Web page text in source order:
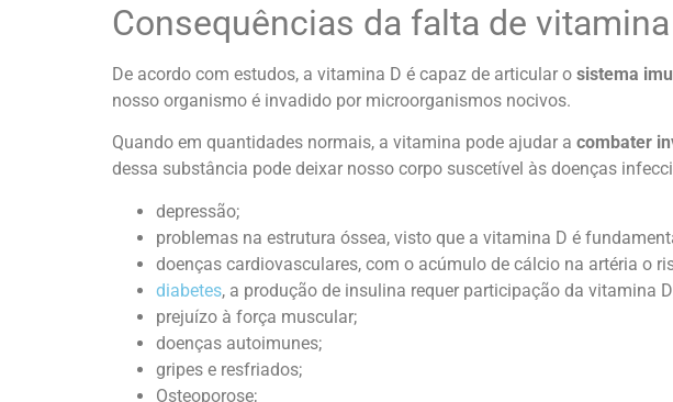
Consequências da falta de vitamina
De acordo com estudos, a vitamina D é capaz de articular o sistema
nosso organismo é invadido por microorganismos nocivos.
Quando em quantidades normais, a vitamina pode ajudar a combater
dessa substância pode deixar nosso corpo suscetível às doenças
depressão;
problemas na estrutura óssea, visto que a vitamina D é
doenças cardiovasculares, com o acúmulo de cálcio na artéria o
diabetes, a produção de insulina requer participação da vitamina
prejuízo à força muscular;
doenças autoimunes;
gripes e resfriados;
Osteoporose;